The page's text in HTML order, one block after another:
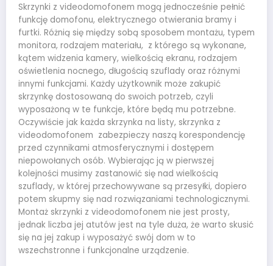
Skrzynki z videodomofonem mogą jednocześnie pełnić
funkcję domofonu, elektrycznego otwierania bramy i
furtki. Różnią się między sobą sposobem montażu, typem
monitora, rodzajem materiału, z którego są wykonane,
kątem widzenia kamery, wielkością ekranu, rodzajem
oświetlenia nocnego, długością szuflady oraz różnymi
innymi funkcjami. Każdy użytkownik może zakupić
skrzynkę dostosowaną do swoich potrzeb, czyli
wyposażoną w te funkcje, które będą mu potrzebne.
Oczywiście jak każda skrzynka na listy, skrzynka z
videodomofonem zabezpieczy naszą korespondencję
przed czynnikami atmosferycznymi i dostępem
niepowołanych osób. Wybierając ją w pierwszej
kolejności musimy zastanowić się nad wielkością
szuflady, w której przechowywane są przesyłki, dopiero
potem skupmy się nad rozwiązaniami technologicznymi.
Montaż skrzynki z videodomofonem nie jest prosty,
jednak liczba jej atutów jest na tyle duża, że warto skusić
się na jej zakup i wyposażyć swój dom w to
wszechstronne i funkcjonalne urządzenie.